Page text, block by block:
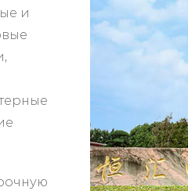
и